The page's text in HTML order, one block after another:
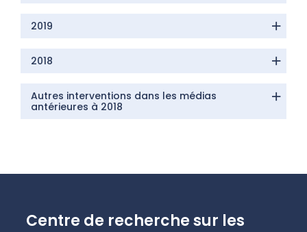
2019
2018
Autres interventions dans les médias
antérieures à 2018
Centre de recherche sur les